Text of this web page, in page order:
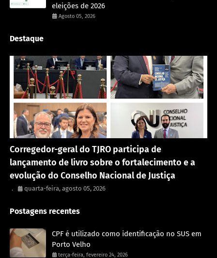
eleições de 2026
Agosto 05, 2026
Destaque
Corregedor-geral do TJRO participa de
lançamento de livro sobre o fortalecimento e a
evolução do Conselho Nacional de Justiça
. quarta-feira, agosto 05, 2026
Postagens recentes
CPF é utilizado como identificação no SUS em
Porto Velho
terça-feira, fevereiro 24, 2026